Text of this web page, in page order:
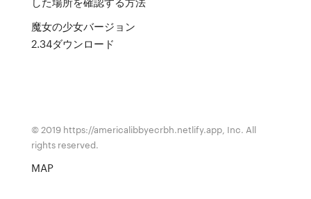
魔女の少女バージョン
2.34ダウンロード
© 2019 https://americalibbyecrbh.netlify.app, Inc. All
rights reserved.
MAP